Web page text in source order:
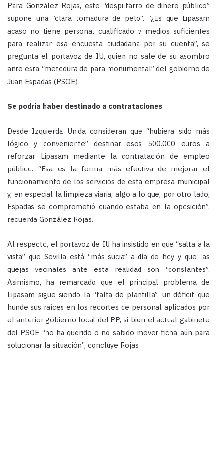
Para González Rojas, este “despilfarro de dinero público”
supone una “clara tomadura de pelo”. “¿Es que Lipasam
acaso no tiene personal cualificado y medios suficientes
para realizar esa encuesta ciudadana por su cuenta”, se
pregunta el portavoz de IU, quien no sale de su asombro
ante esta “metedura de pata monumental” del gobierno de
Juan Espadas (PSOE).
Se podría haber destinado a contrataciones
Desde Izquierda Unida consideran que “hubiera sido más
lógico y conveniente” destinar esos 500.000 euros a
reforzar Lipasam mediante la contratación de empleo
público. “Esa es la forma más efectiva de mejorar el
funcionamiento de los servicios de esta empresa municipal
y, en especial la limpieza viaria, algo a lo que, por otro lado,
Espadas se comprometió cuando estaba en la oposición”,
recuerda González Rojas.
Al respecto, el portavoz de IU ha insistido en que “salta a la
vista” que Sevilla está “más sucia” a día de hoy y que las
quejas vecinales ante esta realidad son “constantes”.
Asimismo, ha remarcado que el principal problema de
Lipasam sigue siendo la “falta de plantilla”, un déficit que
hunde sus raíces en los recortes de personal aplicados por
el anterior gobierno local del PP, si bien el actual gabinete
del PSOE “no ha querido o no sabido mover ficha aún para
solucionar la situación”, concluye Rojas.